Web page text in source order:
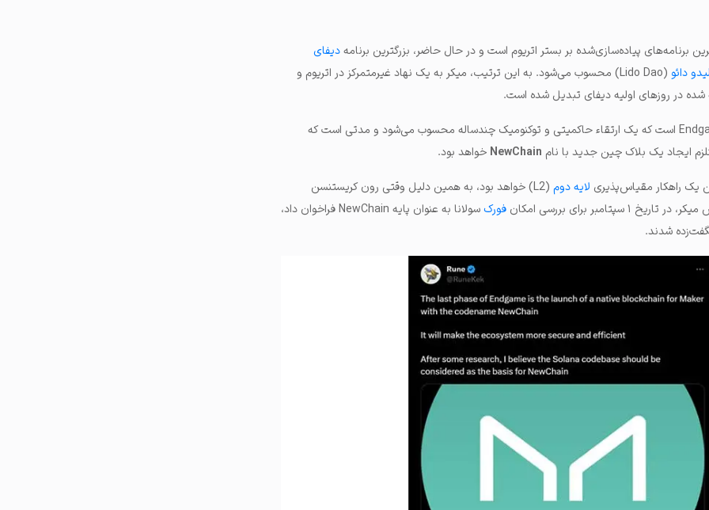
دیفای
دائو
(Lido Dao) محسوب می‌شود. به این ترتیب، میکر به یک نهاد غیرمتمرکز در اتریوم و
شده در روزهای اولیه دیفای تبدیل شده است.
میکر در حال اجرای برنامه Endgame است که یک ارتقاء حاکمیتی و توکنومیک چند‌ساله محسوب می‌شود و مدتی است که
NewChain خواهد بود.
یک راهکار مقیاس‌پذیری لایه دوم
(L2) خواهد بود، به همین دلیل وقتی رون کریستنسن
فورک
سولانا به عنوان پایه‌ NewChain فراخوان داد،
شدند.